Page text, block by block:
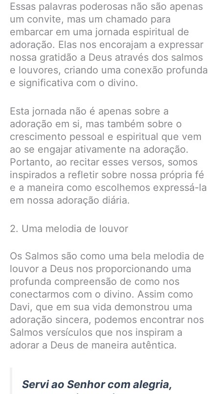
Essas palavras poderosas não são apenas
um convite, mas um chamado para
embarcar em uma jornada espiritual de
adoração. Elas nos encorajam a expressar
nossa gratidão a Deus através dos salmos
e louvores, criando uma conexão profunda
e significativa com o divino.
Esta jornada não é apenas sobre a
adoração em si, mas também sobre o
crescimento pessoal e espiritual que vem
ao se engajar ativamente na adoração.
Portanto, ao recitar esses versos, somos
inspirados a refletir sobre nossa própria fé
e a maneira como escolhemos expressá-la
em nossa adoração diária.
2. Uma melodia de louvor
Os Salmos são como uma bela melodia de
louvor a Deus nos proporcionando uma
profunda compreensão de como nos
conectarmos com o divino. Assim como
Davi, que em sua vida demonstrou uma
adoração sincera, podemos encontrar nos
Salmos versículos que nos inspiram a
adorar a Deus de maneira autêntica.
Servi ao Senhor com alegria,